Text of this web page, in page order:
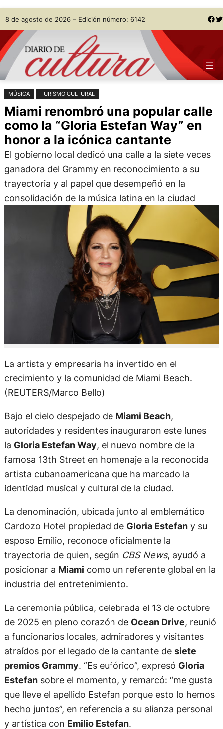
Saltar
al
contenido
Skip
to
content
8 de agosto de 2026 – Edición número: 6142 Facebook Twitter
MÚSICA TURISMO CULTURAL
Miami renombró una popular calle
como la “Gloria Estefan Way” en
honor a la icónica cantante
El gobierno local dedicó una calle a la siete veces
ganadora del Grammy en reconocimiento a su
trayectoria y al papel que desempeñó en la
consolidación de la música latina en la ciudad
La artista y empresaria ha invertido en el
crecimiento y la comunidad de Miami Beach.
(REUTERS/Marco Bello)
Bajo el cielo despejado de Miami Beach,
autoridades y residentes inauguraron este lunes
la Gloria Estefan Way, el nuevo nombre de la
famosa 13th Street en homenaje a la reconocida
artista cubanoamericana que ha marcado la
identidad musical y cultural de la ciudad.
La denominación, ubicada junto al emblemático
Cardozo Hotel propiedad de Gloria Estefany su
esposo Emilio, reconoce oficialmente la
trayectoria de quien, según CBS News, ayudó a
posicionar a Miami como un referente global en la
industria del entretenimiento.
La ceremonia pública, celebrada el 13 de octubre
de 2025 en pleno corazón de Ocean Drive, reunió
a funcionarios locales, admiradores y visitantes
atraídos por el legado de la cantante de siete
premios Grammy. “Es eufórico”, expresó Gloria
Estefansobre el momento, y remarcó: “me gusta
que lleve el apellido Estefan porque esto lo hemos
hecho juntos”, en referencia a su alianza personal
y artística con Emilio Estefan.